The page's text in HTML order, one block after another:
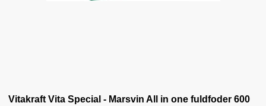
Vitakraft Vita Special - Marsvin All in one fuldfoder 600